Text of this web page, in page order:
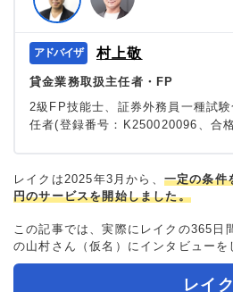
村上敬
貸金業務取扱主任者・FP
2級FP技能士、証券外務員一種試
任者(登録番号：K250020096、合
ン、FX、不動産、保険など、多く
メディアの編集・監修に携わり、
と事実に基づいた信頼性の高い情
＞＞公式ページ
レイクは2025年3月から、 一定の条件
円のサービスを開始しました。
この記事では、実際にレイクの365日
の山村さん（仮名）にインタビューを
レイク